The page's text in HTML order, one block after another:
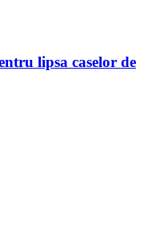
lipsa caselor de